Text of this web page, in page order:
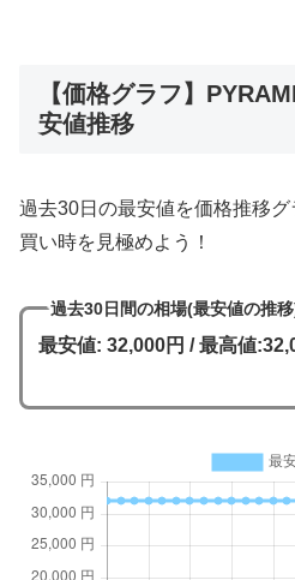
【価格グラフ】
安値推移
過去30日の最安値を価格推移グ
買い時を見極めよう！
過去30日間の相場(最安値の推
最安値: 32,000円 / 最高値